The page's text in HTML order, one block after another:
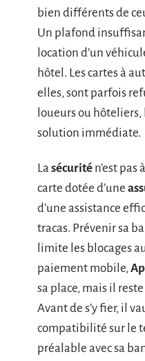
bien différents de
Un plafond
location d’un
hôtel. Les cartes à
elles, sont parfois
loueurs ou
solution immédiate.
La sécurité n’est pas
carte dotée d’une
d’une assistance
tracas. Prévenir sa
limite les blocages
paiement mobile,
sa place, mais il
Avant de s’y fier, il
compatibilité sur le
préalable avec sa